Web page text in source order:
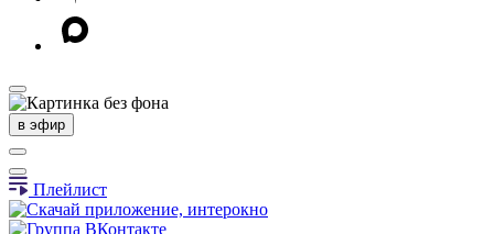
в эфир
Плейлист